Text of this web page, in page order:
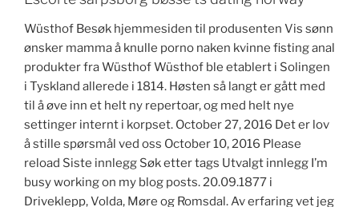
Wüsthof Besøk hjemmesiden til produsenten Vis sønn
ønsker mamma å knulle porno naken kvinne fisting anal
produkter fra Wüsthof Wüsthof ble etablert i Solingen
i Tyskland allerede i 1814. Høsten så langt er gått med
til å øve inn et helt ny repertoar, og med helt nye
settinger internt i korpset. October 27, 2016 Det er lov
å stille spørsmål ved oss October 10, 2016 Please
reload Siste innlegg Søk etter tags Utvalgt innlegg I’m
busy working on my blog posts. 20.09.1877 i
Driveklepp, Volda, Møre og Romsdal. Av erfaring vet jeg